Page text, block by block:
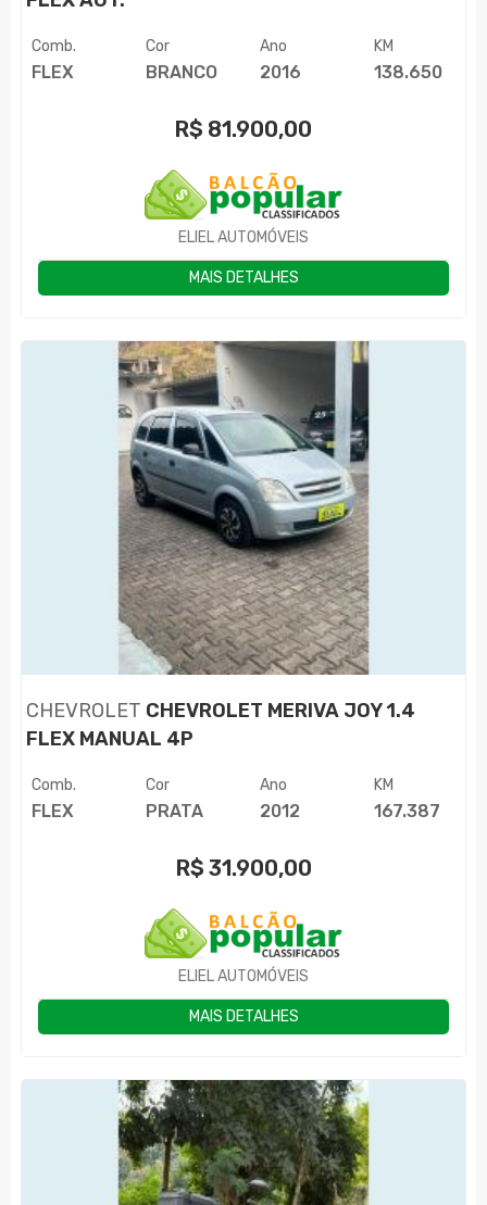
Comb.
FLEX
Cor
BRANCO
Ano
2016
KM
138.650
R$ 81.900,00
ELIEL AUTOMÓVEIS
MAIS DETALHES
CHEVROLET CHEVROLET MERIVA JOY 1.4
FLEX MANUAL 4P
Comb.
FLEX
Cor
PRATA
Ano
2012
KM
167.387
R$ 31.900,00
ELIEL AUTOMÓVEIS
MAIS DETALHES